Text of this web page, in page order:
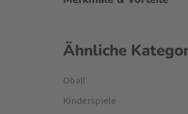
Ähnliche
Oball
Kinderspiele